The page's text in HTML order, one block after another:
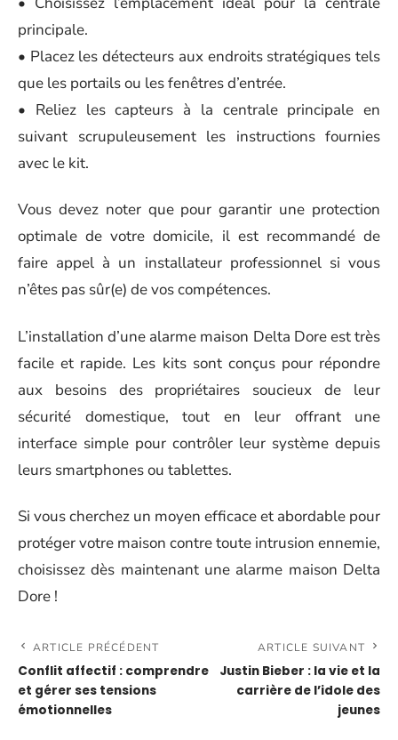
principale.
• Placez les détecteurs aux endroits stratégiques tels
que les portails ou les fenêtres d’entrée.
• Reliez les capteurs à la centrale principale en
suivant scrupuleusement les instructions fournies
avec le kit.
Vous devez noter que pour garantir une protection
optimale de votre domicile, il est recommandé de
faire appel à un installateur professionnel si vous
n’êtes pas sûr(e) de vos compétences.
L’installation d’une alarme maison Delta Dore est très
facile et rapide. Les kits sont conçus pour répondre
aux besoins des propriétaires soucieux de leur
sécurité domestique, tout en leur offrant une
interface simple pour contrôler leur système depuis
leurs smartphones ou tablettes.
Si vous cherchez un moyen efficace et abordable pour
protéger votre maison contre toute intrusion ennemie,
choisissez dès maintenant une alarme maison Delta
Dore !
ARTICLE PRÉCÉDENT
Conflit affectif : comprendre
et gérer ses tensions
émotionnelles
ARTICLE SUIVANT
Justin Bieber : la vie et la
carrière de l’idole des
jeunes